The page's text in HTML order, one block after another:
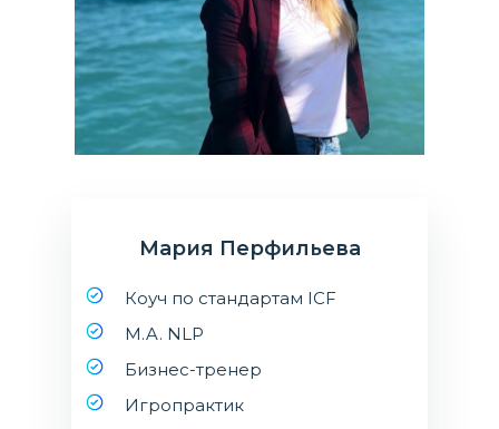
Мария Перфильева
Коуч по стандартам ICF
M.A. NLP
Бизнес-тренер
Игропрактик